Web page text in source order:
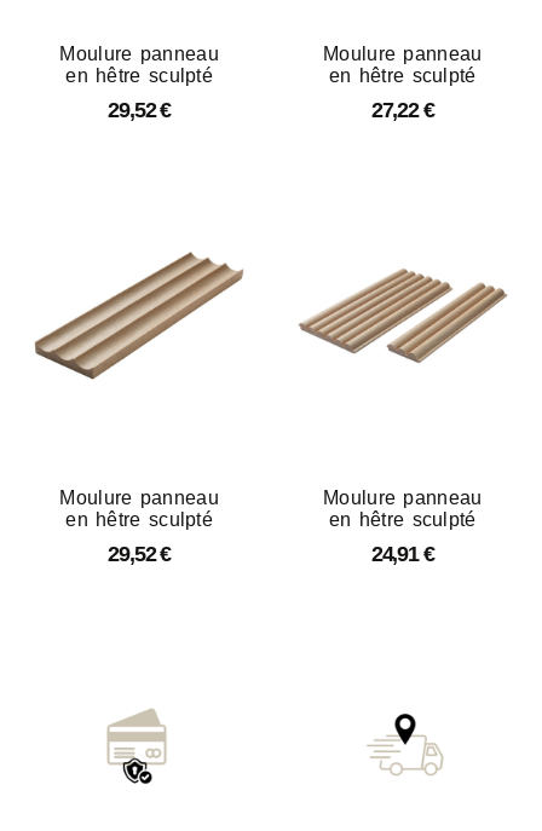
Moulure panneau
en hêtre sculpté
29,52€
Moulure panneau
en hêtre sculpté
27,22€
Moulure panneau
en hêtre sculpté
29,52€
Moulure panneau
en hêtre sculpté
24,91€